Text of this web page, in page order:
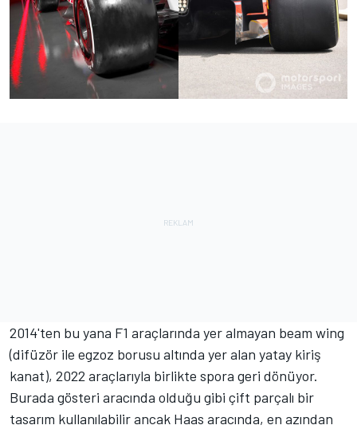
2014'ten bu yana F1 araçlarında yer almayan beam wing
(difüzör ile egzoz borusu altında yer alan yatay kiriş
kanat), 2022 araçlarıyla birlikte spora geri dönüyor.
Burada gösteri aracında olduğu gibi çift parçalı bir
tasarım kullanılabilir ancak Haas aracında, en azından